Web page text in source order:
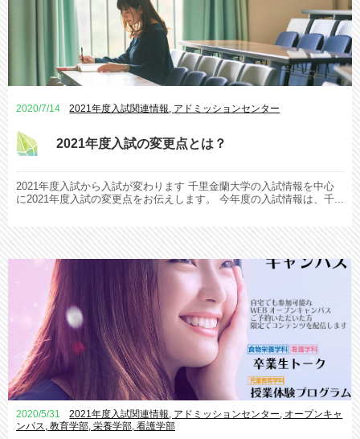
2020/7/14 2021年度入試関連情報, アドミッションセンター
2021年度入試の変更点とは？
2021年度入試から入試が変わります 千里金蘭大学の入試情報を中心
に2021年度入試の変更点をお伝えします。 今年度の入試情報は、千...
2020/5/31 2021年度入試関連情報 アドミッションセンター オープンキャ
ンパス 教育学部 栄養学部 看護学部